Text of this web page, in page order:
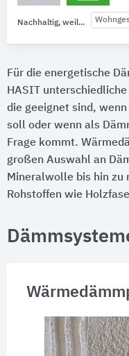
Nachhaltig, weil...
Für die energetische
HASIT
die geeignet sind,
soll oder wenn als
Frage kommt.
großen Auswahl an
Mineralwolle bis hin zu
Rohstoffen wie